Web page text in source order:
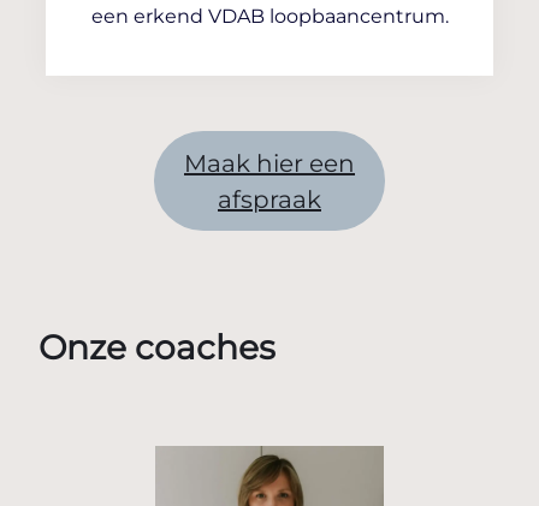
een erkend VDAB loopbaancentrum.
Maak hier een
afspraak
Onze coaches